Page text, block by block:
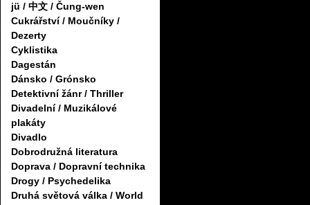
jü / 中文 / Čung-wen
Cukrářství / Moučníky /
Dezerty
Cyklistika
Dagestán
Dánsko / Grónsko
Detektivní žánr / Thriller
Divadelní / Muzikálové
plakáty
Divadlo
Dobrodružná literatura
Doprava / Dopravní technika
Drogy / Psychedelika
Druhá světová válka / World